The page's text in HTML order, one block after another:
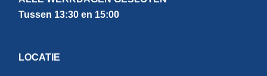
Tussen 13:30 en 15:00
LOCATIE